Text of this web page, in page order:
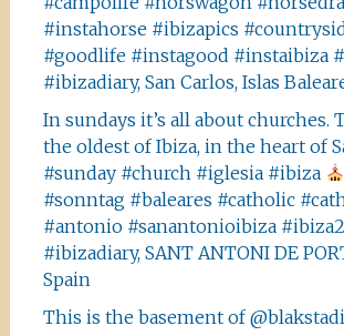
#instahorse #ibizapics
#goodlife #instagood #instaibiza
#ibizadiary, San Carlos, Islas
In sundays it’s all about churches.
the oldest of Ibiza, in the heart of
#sunday #church #iglesia #ibiza
#sonntag #baleares #catholic
#antonio #sanantonioibiza
#ibizadiary, SANT ANTONI DE
Spain
This is the basement of